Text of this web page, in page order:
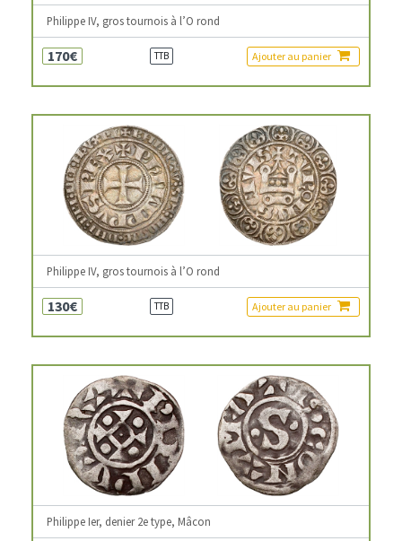
Philippe IV, gros tournois à l’O rond
170€ TTB Ajouter au panier
Philippe IV, gros tournois à l’O rond
130€ TTB Ajouter au panier
Philippe Ier, denier 2e type, Mâcon